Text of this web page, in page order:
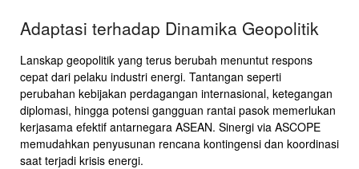
Adaptasi terhadap Dinamika Geopolitik
Lanskap geopolitik yang terus berubah menuntut respons
cepat dari pelaku industri energi. Tantangan seperti
perubahan kebijakan perdagangan internasional, ketegangan
diplomasi, hingga potensi gangguan rantai pasok memerlukan
kerjasama efektif antarnegara ASEAN. Sinergi via ASCOPE
memudahkan penyusunan rencana kontingensi dan koordinasi
saat terjadi krisis energi.